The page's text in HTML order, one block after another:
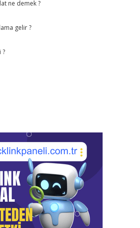
ne demek ?
gelir ?
?